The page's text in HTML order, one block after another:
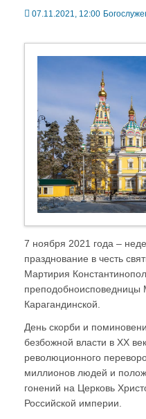
07.11.2021, 12:00
7 ноября 2021 года –
празднование в честь
Мартирия
преподобноисповедницы
Карагандинской.
День скорби и
безбожной власти в ХХ
революционного
миллионов людей и
гонений на Церковь
Российской империи.